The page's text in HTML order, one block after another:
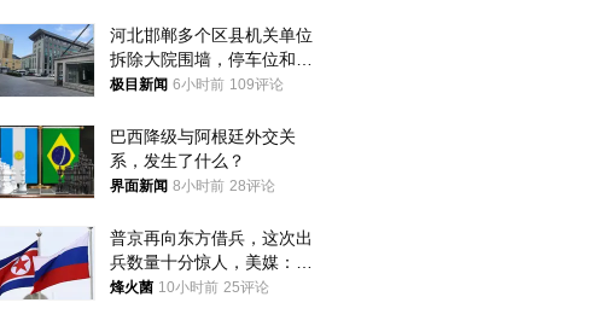
河北邯郸多个区县机关单位
拆除大院围墙，停车位和厕
所免费开放，当地多部门回
极目新闻 6小时前 109评论
巴西降级与阿根廷外交关
系，发生了什么？
界面新闻 8小时前 28评论
普京再向东方借兵，这次出
兵数量十分惊人，美媒：俄
朝要动真格？
烽火菌 10小时前 25评论